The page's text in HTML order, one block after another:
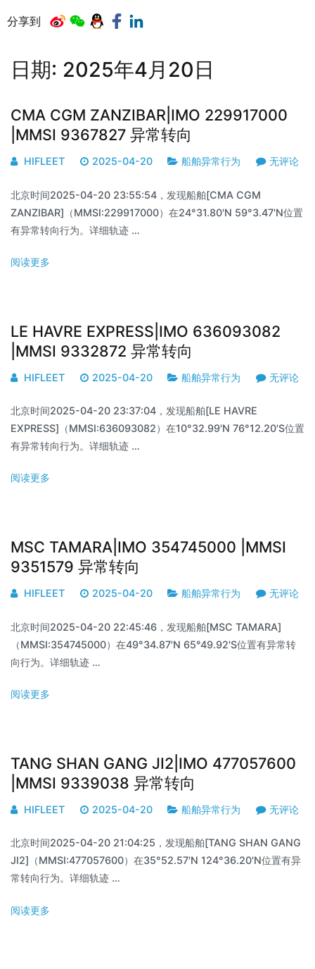
分享到
日期: 2025年4月20日
CMA CGM ZANZIBAR|IMO 229917000
|MMSI 9367827 异常转向
HIFLEET 2025-04-20 船舶异常行为 无评论
北京时间2025-04-20 23:55:54，发现船舶[CMA CGM
ZANZIBAR]（MMSI:229917000）在24°31.80'N 59°3.47'N位置
有异常转向行为。详细轨迹 …
阅读更多
LE HAVRE EXPRESS|IMO 636093082
|MMSI 9332872 异常转向
HIFLEET 2025-04-20 船舶异常行为 无评论
北京时间2025-04-20 23:37:04，发现船舶[LE HAVRE
EXPRESS]（MMSI:636093082）在10°32.99'N 76°12.20'S位置
有异常转向行为。详细轨迹 …
阅读更多
MSC TAMARA|IMO 354745000 |MMSI
9351579 异常转向
HIFLEET 2025-04-20 船舶异常行为 无评论
北京时间2025-04-20 22:45:46，发现船舶[MSC TAMARA]
（MMSI:354745000）在49°34.87'N 65°49.92'S位置有异常转
向行为。详细轨迹 …
阅读更多
TANG SHAN GANG JI2|IMO 477057600
|MMSI 9339038 异常转向
HIFLEET 2025-04-20 船舶异常行为 无评论
北京时间2025-04-20 21:04:25，发现船舶[TANG SHAN GANG
JI2]（MMSI:477057600）在35°52.57'N 124°36.20'N位置有异
常转向行为。详细轨迹 …
阅读更多